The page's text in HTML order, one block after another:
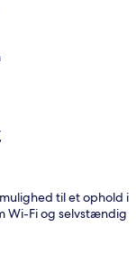
til et ophold i
Wi-Fi og selvstændig